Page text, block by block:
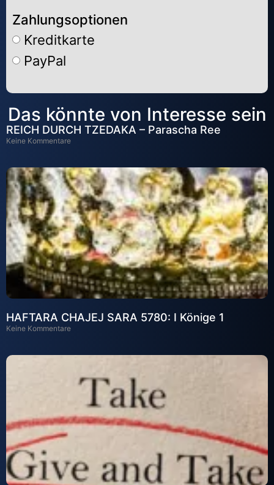
Zahlungsoptionen
Kreditkarte
PayPal
Alternative:
Das könnte von Interesse sein
REICH DURCH TZEDAKA – Parascha Ree
Keine Kommentare
HAFTARA CHAJEJ SARA 5780: I Könige 1
Keine Kommentare